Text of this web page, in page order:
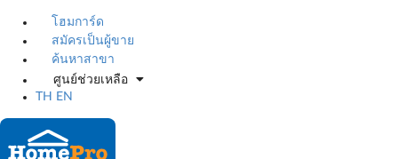
โฮมการ์ด
สมัครเป็นผู้ขาย
ค้นหาสาขา
ศูนย์ช่วยเหลือ
TH
EN